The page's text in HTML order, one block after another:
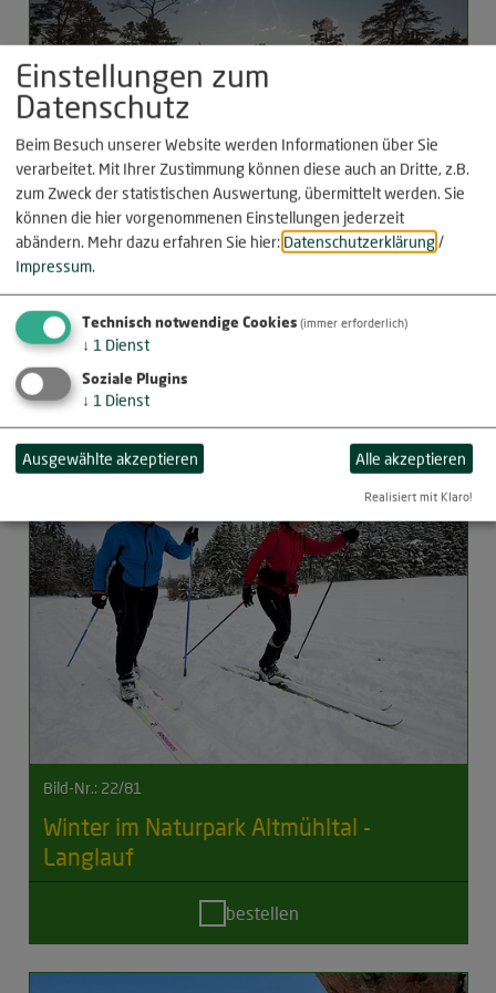
Winter am Altmühltal-Panoramaweg
bei Deising
Bild-Nr.: 22/81
Winter im Naturpark Altmühltal -
Langlauf
bestellen
Einstellungen zum
Datenschutz
Beim Besuch unserer Website werden Informationen über Sie
verarbeitet. Mit Ihrer Zustimmung können diese auch an Dritte, z.B.
zum Zweck der statistischen Auswertung, übermittelt werden. Sie
können die hier vorgenommenen Einstellungen jederzeit
abändern. Mehr dazu erfahren Sie hier: Datenschutzerklärung/
Impressum.
Technisch notwendige Cookies (immer erforderlich)
↓ 1 Dienst
Soziale Plugins
↓ 1 Dienst
Ausgewählte akzeptieren Alle akzeptieren
Realisiert mit Klaro!